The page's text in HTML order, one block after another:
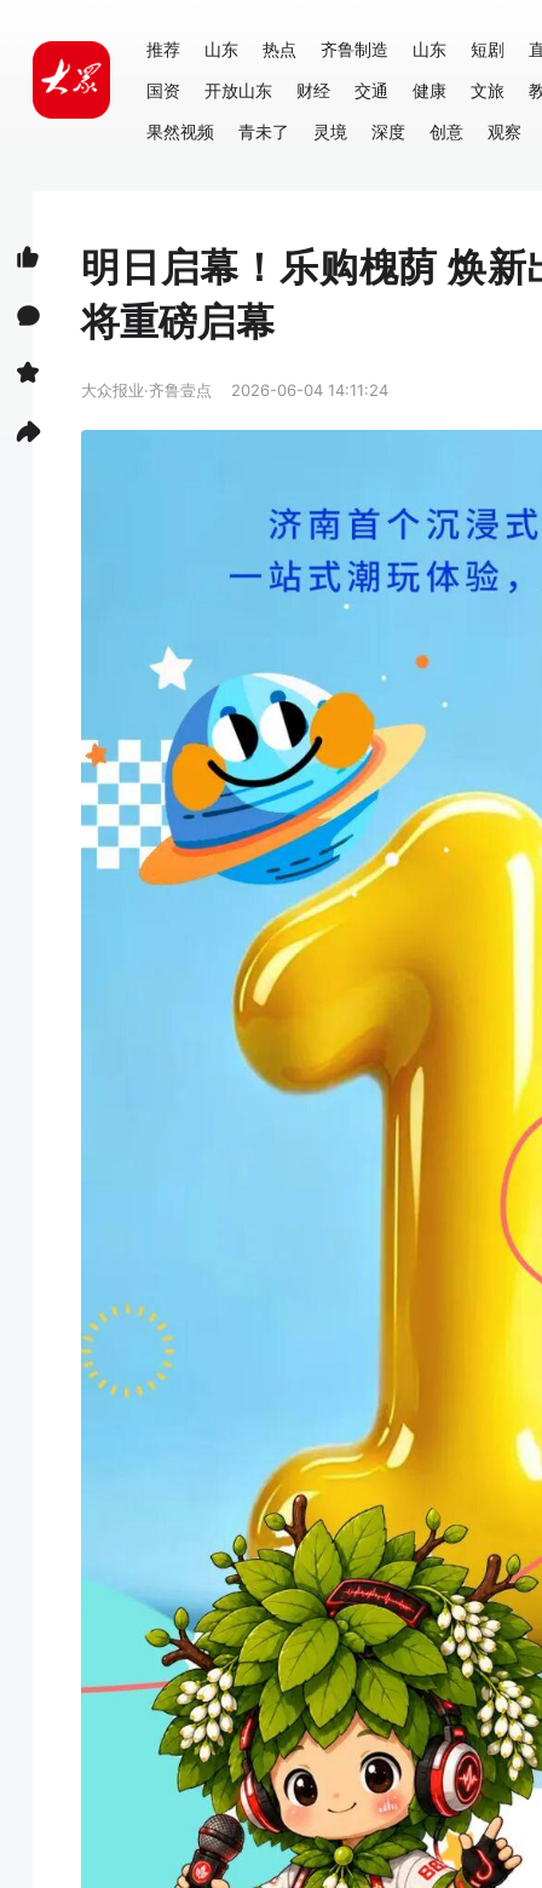
推荐 山东 热点 齐鲁制造 山东 短剧
国资
开放山东 财经 交通 健康 文旅
果然视频
青未了 灵境 深度 创意 观察
明日启幕！乐购槐荫 焕
将重磅启幕
大众报业·齐鲁壹点 2026-06-04 14:11:24